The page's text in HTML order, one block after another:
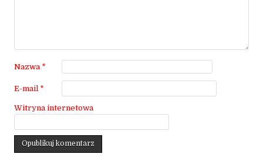
Nazwa *
E-mail *
Witryna internetowa